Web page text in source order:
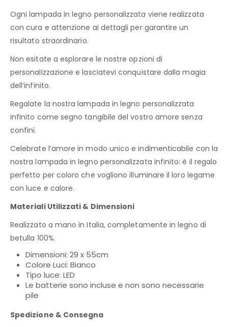
Ogni lampada in legno personalizzata viene realizzata
con cura e attenzione ai dettagli per garantire un
risultato straordinario.
Non esitate a esplorare le nostre opzioni di
personalizzazione e lasciatevi conquistare dalla magia
dell’infinito.
Regalate la nostra lampada in legno personalizzata
infinito come segno tangibile del vostro amore senza
confini.
Celebrate l’amore in modo unico e indimenticabile con la
nostra lampada in legno personalizzata infinito: è il regalo
perfetto per coloro che vogliono illuminare il loro legame
con luce e calore.
Materiali Utilizzati & Dimensioni
Realizzato a mano in Italia, completamente in legno di
betulla 100%.
Dimensioni: 29 x 55cm
Colore Luci: Bianco
Tipo luce: LED
Le batterie sono incluse e non sono necessarie
pile
Spedizione & Consegna